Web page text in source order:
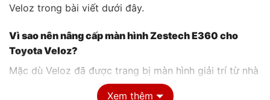
Veloz trong bài viết dưới đây.
Vì sao nên nâng cấp màn hình Zestech E360 cho
Toyota Veloz?
Mặc dù Veloz đã được trang bị màn hình giải trí từ nhà
sản xuất, nhưng hệ thống nguyên bản vẫn còn nhiều
Xem thêm